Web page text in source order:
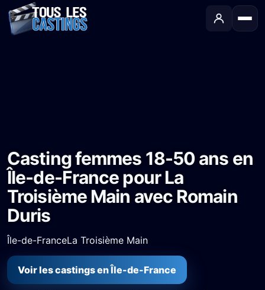
Casting femmes 18-50 ans en
Île-de-France pour La
Troisième Main avec Romain
Duris
Île-de-FranceLa Troisième Main
Voir les castings en Île-de-France